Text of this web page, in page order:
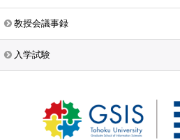
教授会議事録
入学試験